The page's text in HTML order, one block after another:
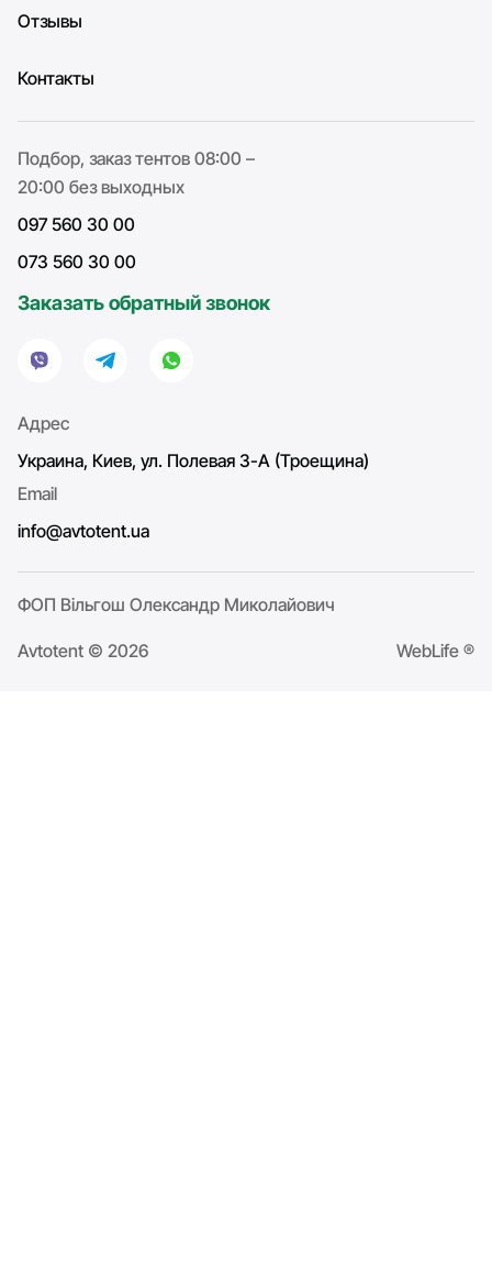
Отзывы
Контакты
Подбор, заказ тентов 08:00 –
20:00 без выходных
097 560 30 00
073 560 30 00
Заказать обратный звонок
Адрес
Украина, Киев, ул. Полевая 3-А (Троещина)
Email
info@avtotent.ua
Avtotent © 2026
ФОП Вільгош Олександр Миколайович
WebLife ®